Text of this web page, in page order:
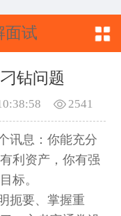
面试
钻问题
2541
息：你能充分
利资产，你有强
标。
要、掌握重